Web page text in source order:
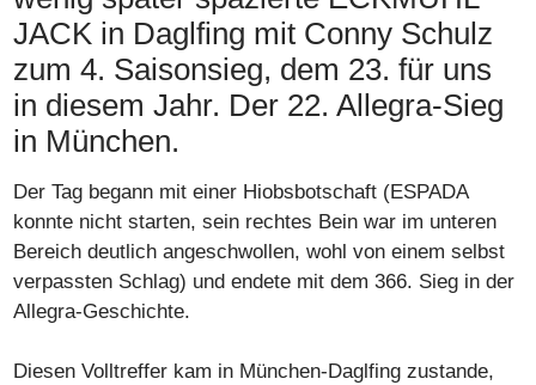
JACK in Daglfing mit Conny Schulz
zum 4. Saisonsieg, dem 23. für uns
in diesem Jahr. Der 22. Allegra-Sieg
in München.
Der Tag begann mit einer Hiobsbotschaft (ESPADA
konnte nicht starten, sein rechtes Bein war im unteren
Bereich deutlich angeschwollen, wohl von einem selbst
verpassten Schlag) und endete mit dem 366. Sieg in der
Allegra-Geschichte.
Diesen Volltreffer kam in München-Daglfing zustande,